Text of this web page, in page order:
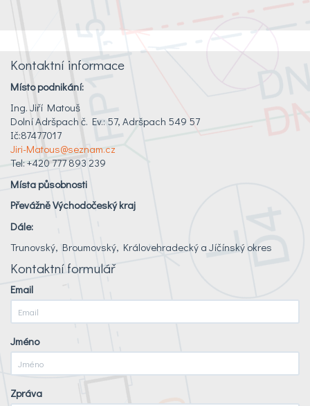
Kontaktní informace
Místo podnikání:
Ing. Jiří Matouš
Dolní Adršpach č. Ev.: 57, Adršpach 549 57
Ič:87477017
Jiri-Matous@seznam.cz
Tel: +420 777 893 239
Místa působnosti
Převážně Východočeský kraj
Dále:
Trunovský, Broumovský, Královehradecký a Jíčínský okres
Kontaktní formulář
Email
Jméno
Zpráva